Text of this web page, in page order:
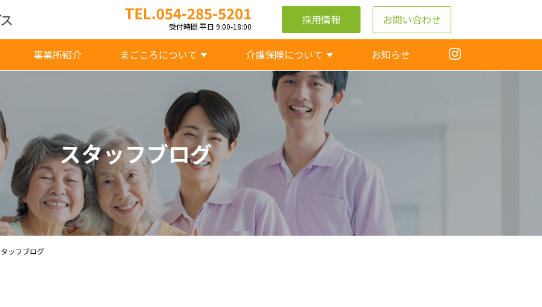
TEL.054-285-5201
受付時間 平日 9:00-18:00 採用情報 お問い合わせ
事業所紹介 まごころについて 介護保険について お知らせ
スタッフブログ
ッフブログ